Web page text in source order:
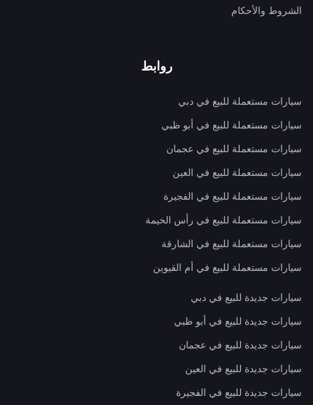
الشروط والأحكام
روابط
سيارات مستعملة للبيع في دبي
سيارات مستعملة للبيع في أبو ظبي
سيارات مستعملة للبيع في عجمان
سيارات مستعملة للبيع في العين
سيارات مستعملة للبيع في الفجيرة
سيارات مستعملة للبيع في رأس الخيمة
سيارات مستعملة للبيع في الشارقة
سيارات مستعملة للبيع في أم القيوين
سيارات جديدة للبيع في دبي
سيارات جديدة للبيع في أبو ظبي
سيارات جديدة للبيع في عجمان
سيارات جديدة للبيع في العين
سيارات جديدة للبيع في الفجيرة